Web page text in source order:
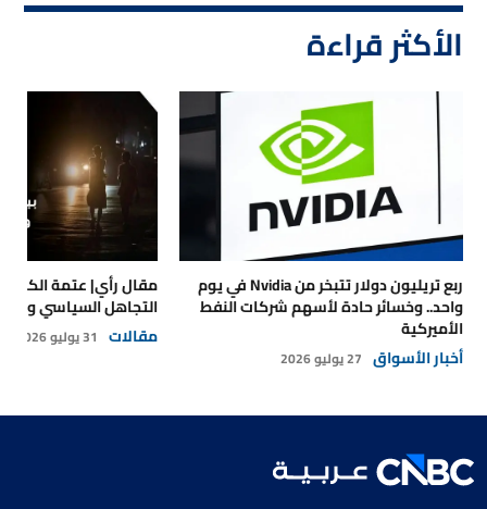
الأكثر قراءة
ربع تريليون دولار تتبخر من Nvidia في يوم
واحد.. وخسائر حادة لأسهم شركات النفط
الأميركية
أخبار الأسواق 27 يوليو 2026
مقال رأي| عتمة
التجاهل السياسي
مقالات 31 يوليو 2026